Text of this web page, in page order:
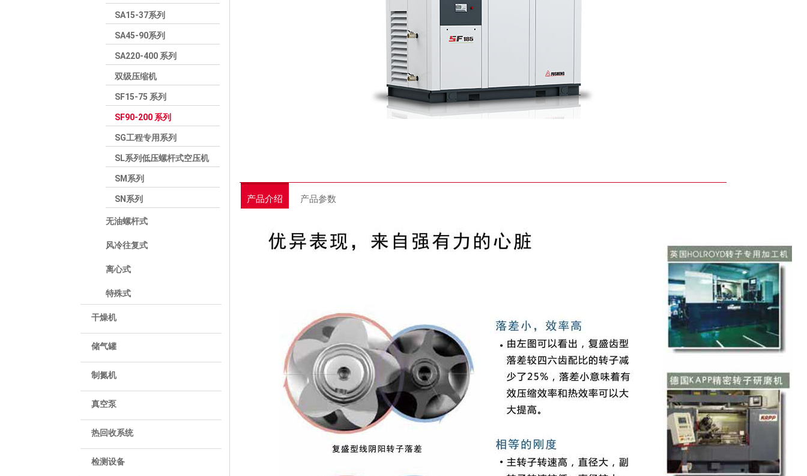
SA15-37系列
SA45-90系列
SA220-400 系列
双级压缩机
SF15-75 系列
SF90-200 系列
SG工程专用系列
SL系列低压螺杆式空压机
SM系列
SN系列
无油螺杆式
风冷往复式
离心式
特殊式
干燥机
储气罐
制氮机
真空泵
热回收系统
检测设备
产品介绍 产品参数